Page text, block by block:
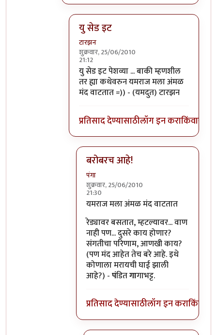
यु सेड इट
टारझन
शुक्रवार, 25/06/2010
21:12
In reply toबाकी हातbyllपुण्याचे पेशवेll
यु सेड इट पेशव्या ... बाकी म्हणशील
तर ह्या कथेवरुन यमराज मला अंमळ
मंद वाटतात =)) - (यमदुत) टारझन
प्रतिसाद देण्यासाठीलॉग इन कराकिंवा
बरोबरच आहे!
पंगा
शुक्रवार, 25/06/2010
21:30
In reply toयु सेड इटbyटारझन
यमराज मला अंमळ मंद वाटतात
रेड्यावर बसतात, म्हटल्यावर... वाण
नाही पण... दुसरे काय होणार?
संगतीचा परिणाम, आणखी काय?
(पण मंद आहेत तेच बरे आहे. इथे
कोणाला मरायची घाई झाली
आहे?) -पंडितगागाभट्ट.
प्रतिसाद देण्यासाठीलॉग इन कराकिंवा